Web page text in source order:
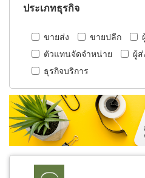
ประเภทธุรกิจ
ขายส่ง ขายปลีก
ตัวแทนจัดจำหน่าย
ผู้
ธุรกิจบริการ